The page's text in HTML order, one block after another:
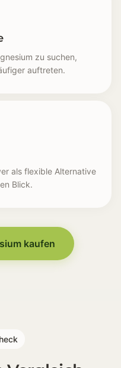
zu suchen,
auftreten.
als flexible Alternative
Blick.
Spannungsgefühle
Unruhe oder
Aufgaben fühlen sich
kaufen